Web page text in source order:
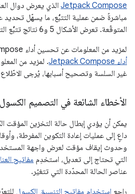
Jetpack Compose الذي يعرض دوال
مباشرةً ضمن عملية التتبُّع، ما يسهّل تحديد
المتوقّعة. تعرض الأشكال 5 و6 نتائج تتبُّع التركيب.
لمزيد من المعلومات عن تحسين أداء Compose، يمكنك الاطّلاع على
أداء Jetpack Compose
. لمزيد من
غير السلسة وتصحيح أسبابها، يُرجى
الأخطاء الشائعة في التصميم الكسول
يمكن أن يؤدي إبطال حالة التخزين المؤقت
داعٍ إلى عمليات إعادة التكوين المفرطة،
وحدوث إيقاف مؤقت لعرض واجهة
التي تحتاج إلى تعديل، استخدِم مفاتيح
عناصر الحالة المحدّدة التي تتغيّر.
راجِع استخدام مفاتيح التنسيق الكسول